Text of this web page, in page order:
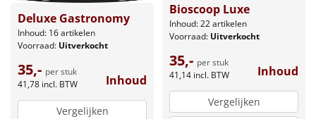
Deluxe Gastronomy
Inhoud: 16 artikelen
Voorraad: Uitverkocht
35,- per stuk
41,78 incl. BTW Inhoud
Vergelijken
Bioscoop Luxe
Inhoud: 22 artikelen
Voorraad: Uitverkocht
35,- per stuk
41,14 incl. BTW Inhoud
Vergelijken